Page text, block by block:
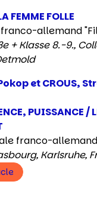
FEMME FOLLE
allemand
+ Klasse 8.-9.,
et CROUS,
PUISSANCE /
franco-
Karlsruhe,